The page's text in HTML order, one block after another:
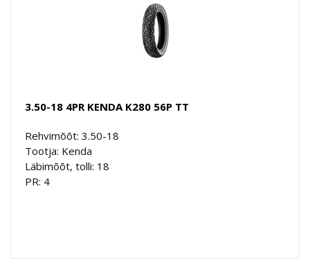
3.50-18 4PR KENDA K280 56P TT
Rehvimõõt: 3.50-18
Tootja: Kenda
Läbimõõt, tolli: 18
PR: 4